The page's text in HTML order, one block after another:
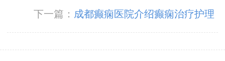
下一篇： 成都癫痫医院介绍癫痫治疗护理